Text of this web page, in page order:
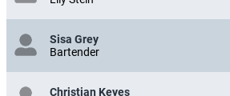
Sisa Grey
Bartender
Christian Keyes